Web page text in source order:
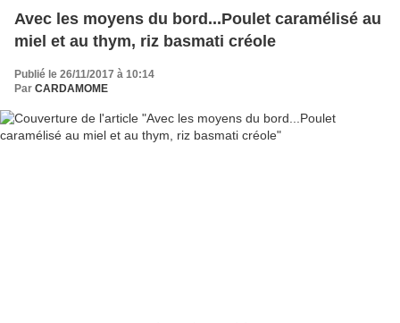
Avec les moyens du bord...Poulet caramélisé au
miel et au thym, riz basmati créole
Publié le 26/11/2017 à 10:14
Par CARDAMOME